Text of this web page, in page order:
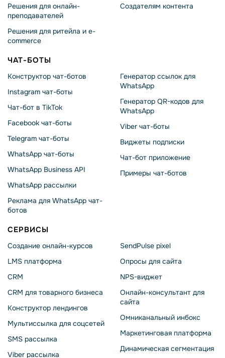
Решения для онлайн-
преподавателей
Решения для ритейла и e-
commerce
Создателям контента
ЧАТ-БОТЫ
Конструктор чат-ботов
Instagram чат-боты
Чат-бот в TikTok
Facebook чат-боты
Telegram чат-боты
WhatsApp чат-боты
WhatsApp Business API
WhatsApp рассылки
Реклама для WhatsApp чат-
ботов
Генератор ссылок для
WhatsApp
Генератор QR-кодов для
WhatsApp
Viber чат-боты
Виджеты подписки
Чат-бот приложение
Примеры чат-ботов
СЕРВИСЫ
Создание онлайн-курсов
LMS платформа
CRM
CRM для товарного бизнеса
Конструктор лендингов
Мультиссылка для соцсетей
SMS рассылка
Viber рассылка
SendPulse pixel
Опросы для сайта
NPS-виджет
Онлайн-консультант для
сайта
Омниканальный инбокс
Маркетинговая платформа
Динамическая сегментация